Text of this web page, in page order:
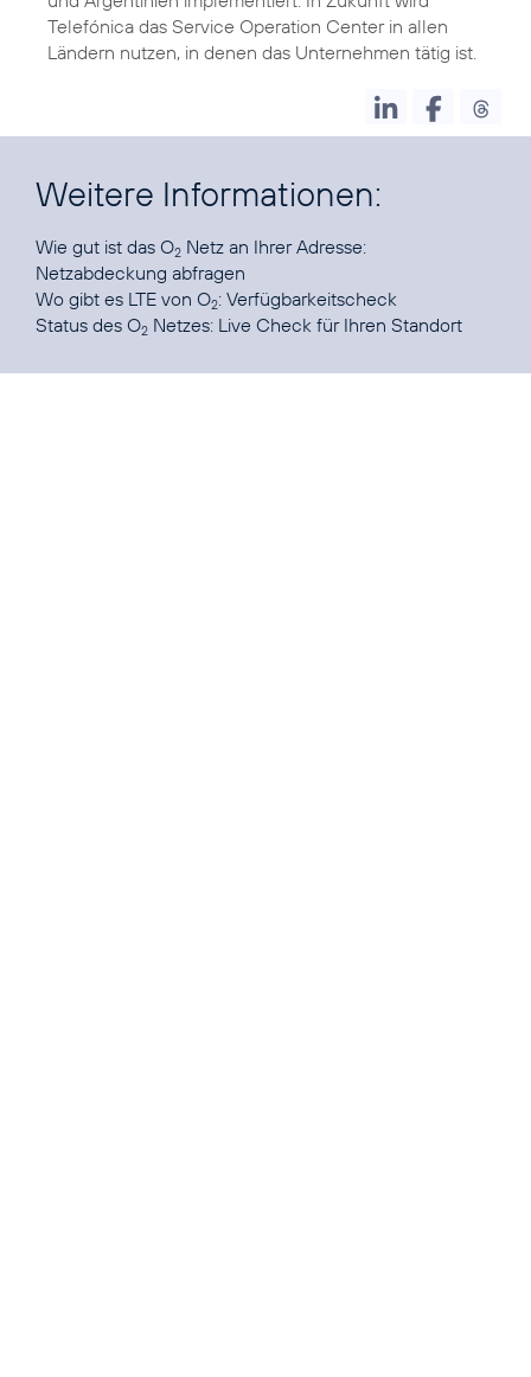
Telefónica das Service Operation Center in allen
Ländern nutzen, in denen das Unternehmen tätig ist.
Weitere Informationen:
Wie gut ist das O2 Netz an Ihrer Adresse:
Netzabdeckung abfragen
Wo gibt es LTE von O2: Verfügbarkeitscheck
Status des O2 Netzes: Live Check für Ihren Standort